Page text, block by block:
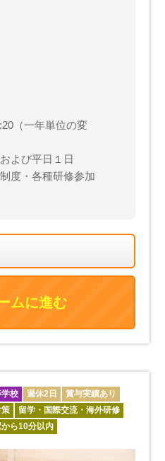
（一年単位の変
よび平日１日
度・各種研修参加
ムに進む
校 週休2日
賞与実績あり
留学・国際交流・海外研修
ら10分以内